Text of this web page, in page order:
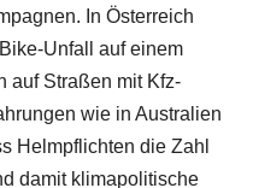
In Österreich
Unfall auf einem
auf Straßen mit Kfz-
wie in Australien
Helmpflichten die Zahl
damit klimapolitische